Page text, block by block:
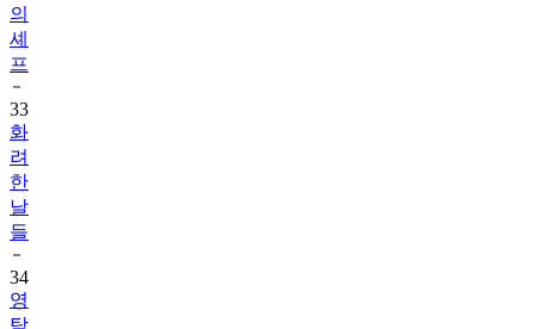
의
셰
프
33
화
려
한
날
들
34
영
탁